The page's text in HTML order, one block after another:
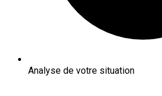
Analyse de votre situation